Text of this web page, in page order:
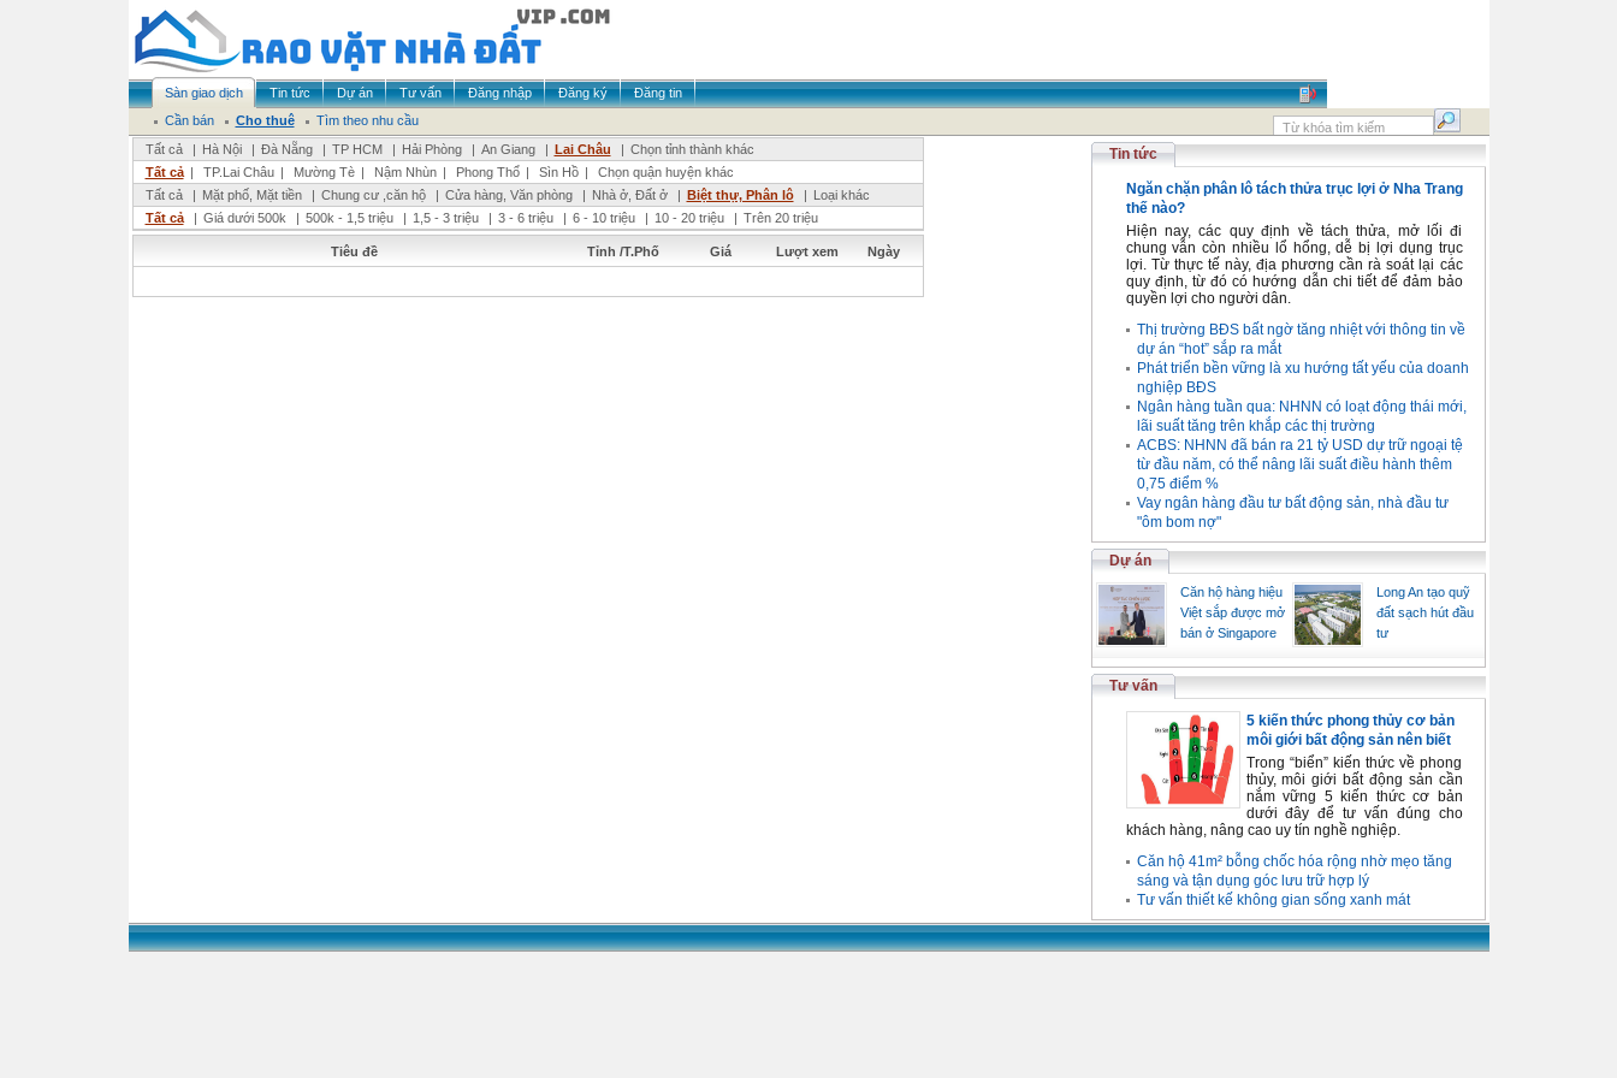
Sàn giao dịch Tin tức Dự án Tư vấn Đăng nhập Đăng ký
Đăng tin
Cần bán
Cho thuê
Tìm theo nhu cầu
Tất cả
| Hà Nội | Đà Nẵng | TP HCM | Hải Phòng | An Giang | Lai Châu | Chọn tỉnh thành khác
Tất cả | TP.Lai Châu | Mường Tè | Nậm Nhùn | Phong Thổ | Sìn Hồ |
Chọn quận huyện khác
Tất cả
| Mặt phố, Mặt tiền | Chung cư ,căn hộ | Cửa hàng, Văn phòng | Nhà ở, Đất ở | Biệt thự, Phân lô | Loại khác
Tất cả
| Giá dưới 500k | 500k - 1,5 triệu | 1,5 - 3 triệu | 3 - 6 triệu | 6 - 10 triệu | 10 - 20 triệu | Trên 20 triệu
Tiêu đề Tỉnh /T.Phố Giá Lượt xem Ngày
Tin tức
Ngăn chặn phân lô tách thửa trục lợi ở Nha Trang
thế nào?
Hiện nay, các quy định về tách thửa, mở lối đi
chung vẫn còn nhiều lổ hổng, dễ bị lợi dụng trục
lợi. Từ thực tế này, địa phương cần rà soát lại các
quy định, từ đó có hướng dẫn chi tiết để đảm bảo
quyền lợi cho người dân.
Thị trường BĐS bất ngờ tăng nhiệt với thông tin về
dự án “hot” sắp ra mắt
Phát triển bền vững là xu hướng tất yếu của doanh
nghiệp BĐS
Ngân hàng tuần qua: NHNN có loạt động thái mới,
lãi suất tăng trên khắp các thị trường
ACBS: NHNN đã bán ra 21 tỷ USD dự trữ ngoại tệ
từ đầu năm, có thể nâng lãi suất điều hành thêm
0,75 điểm %
Vay ngân hàng đầu tư bất động sản, nhà đầu tư
"ôm bom nợ"
Dự án
Căn hộ hàng hiệu
Việt sắp được mở
bán ở Singapore
Long An tạo quỹ
đất sạch hút đầu
tư
Tư vấn
5 kiến thức phong thủy cơ bản
môi giới bất động sản nên biết
Trong “biển” kiến thức về phong
thủy, môi giới bất động sản cần
nắm vững 5 kiến thức cơ bản
dưới đây để tư vấn đúng cho
khách hàng, nâng cao uy tín nghề nghiệp.
Căn hộ 41m² bỗng chốc hóa rộng nhờ mẹo tăng
sáng và tận dụng góc lưu trữ hợp lý
Tư vấn thiết kế không gian sống xanh mát